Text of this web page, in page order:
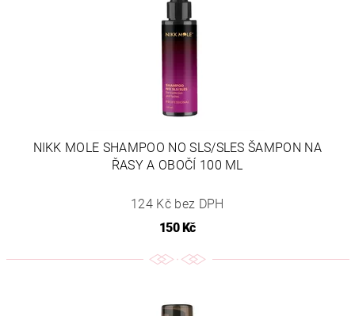
NIKK MOLE SHAMPOO NO SLS/SLES ŠAMPON NA
ŘASY A OBOČÍ 100 ML
124 Kč bez DPH
150 Kč